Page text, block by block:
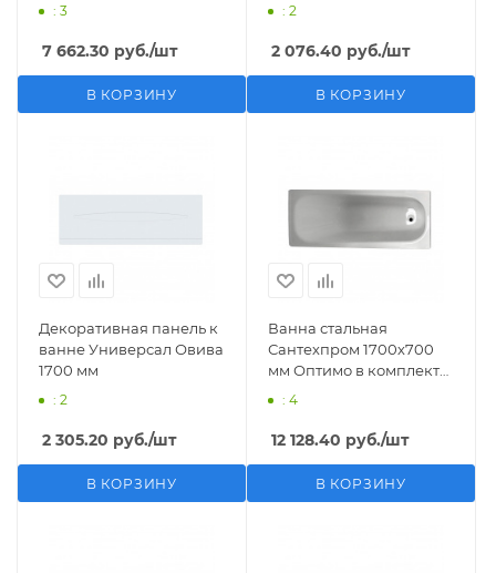
: 3
7 662.30 руб./шт
В КОРЗИНУ
: 2
2 076.40 руб./шт
В КОРЗИНУ
Декоративная панель к
ванне Универсал Овива
1700 мм
: 2
2 305.20 руб./шт
В КОРЗИНУ
Ванна стальная
Сантехпром 1700х700
мм Оптимо в комплекте
с ножками
: 4
12 128.40 руб./шт
В КОРЗИНУ